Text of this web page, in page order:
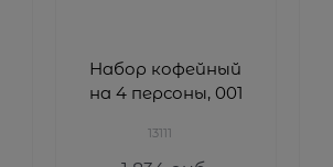
Набор кофейный
на 4 персоны, 001
13111